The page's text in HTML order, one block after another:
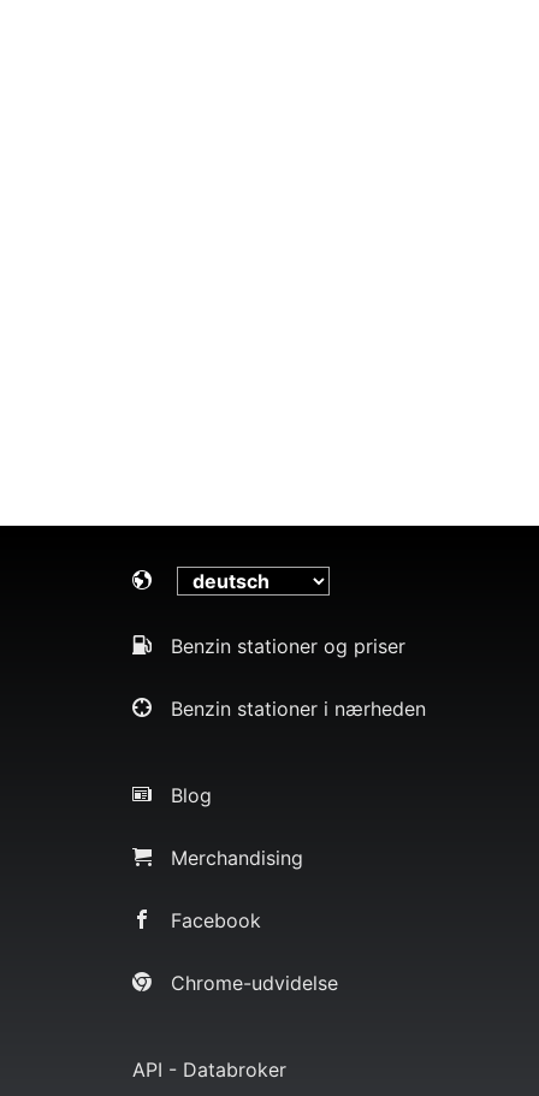
Benzin stationer og priser
Benzin stationer i nærheden
Blog
Merchandising
Facebook
Chrome-udvidelse
API - Databroker